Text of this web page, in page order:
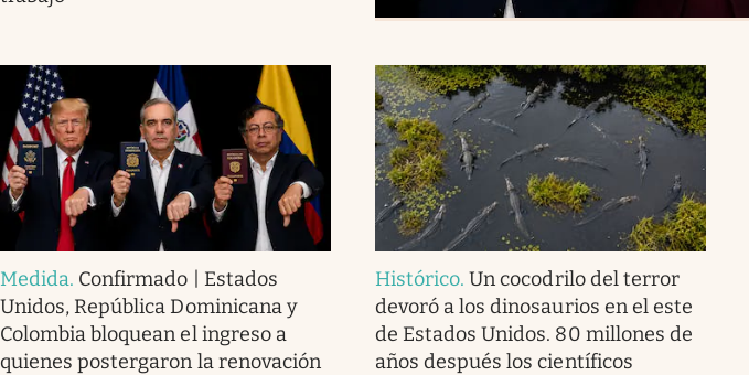
Medida. Confirmado | Estados
Unidos, República Dominicana y
Colombia bloquean el ingreso a
quienes postergaron la renovación
Histórico.Un cocodrilo del terror
devoró a los dinosaurios en el este
de Estados Unidos. 80 millones de
años después los científicos